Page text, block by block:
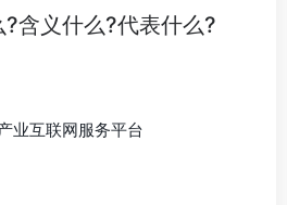
含义什么?代表什么?
业互联网服务平台